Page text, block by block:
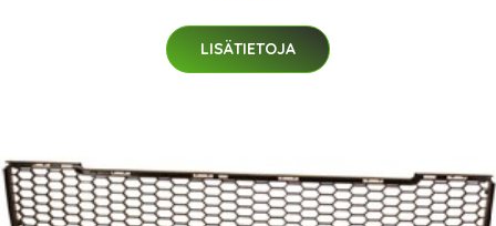
LISÄTIETOJA